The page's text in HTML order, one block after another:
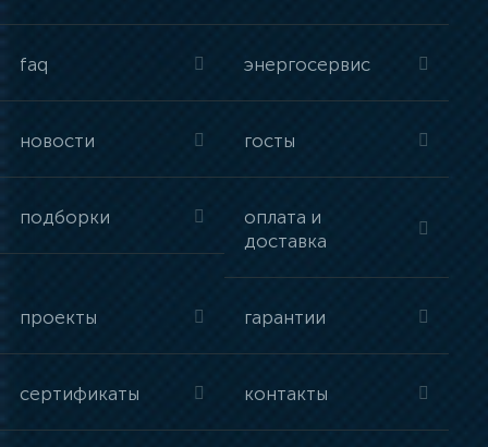
faq энергосервис
новости госты
подборки
оплата и
доставка
проекты гарантии
сертификаты контакты